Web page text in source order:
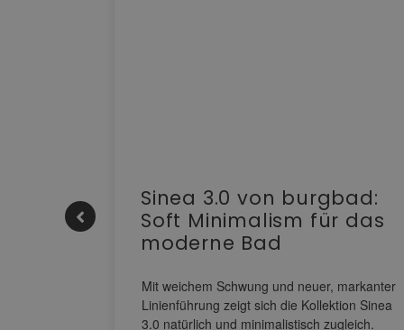
Sinea 3.0 von burgbad:
Soft Minimalism für das
moderne Bad
Mit weichem Schwung und neuer, markanter
Linienführung zeigt sich die Kollektion Sinea
3.0 natürlich und minimalistisch zugleich.